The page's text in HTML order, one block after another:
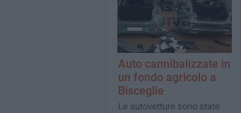
Auto cannibalizzate in
un fondo agricolo a
Bisceglie
Le autovetture sono state